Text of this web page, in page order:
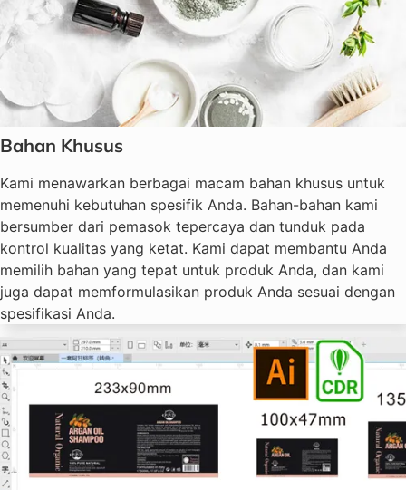
Bahan Khusus
Kami menawarkan berbagai macam bahan khusus untuk
memenuhi kebutuhan spesifik Anda. Bahan-bahan kami
bersumber dari pemasok tepercaya dan tunduk pada
kontrol kualitas yang ketat. Kami dapat membantu Anda
memilih bahan yang tepat untuk produk Anda, dan kami
juga dapat memformulasikan produk Anda sesuai dengan
spesifikasi Anda.